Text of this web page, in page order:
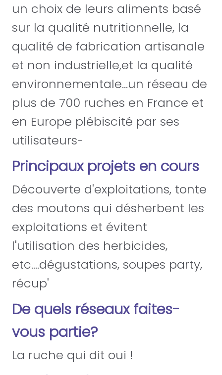
un choix de leurs aliments basé
sur la qualité nutritionnelle, la
qualité de fabrication artisanale
et non industrielle,et la qualité
environnementale...un réseau de
plus de 700 ruches en France et
en Europe plébiscité par ses
utilisateurs-
Principaux projets en cours
Découverte d'exploitations, tonte
des moutons qui désherbent les
exploitations et évitent
l'utilisation des herbicides,
etc....dégustations, soupes party,
récup'
De quels réseaux faites-
vous partie?
La ruche qui dit oui !